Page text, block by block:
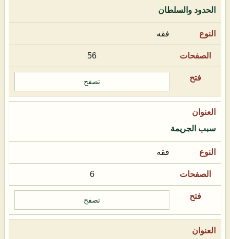
الحدود والسلطان
فقه
56
تصفح
سبب الجريمة
فقه
6
تصفح